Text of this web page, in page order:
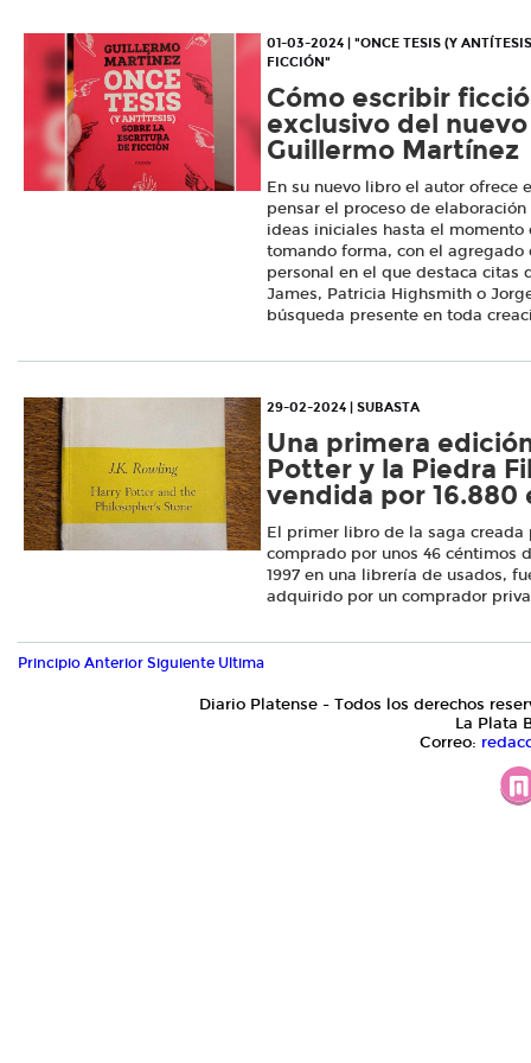
01-03-2024 | "ONCE TESIS (Y
FICCIÓN"
Cómo escribir
exclusivo del
Guillermo Martínez
En su nuevo libro el autor ofrece
pensar el proceso de
ideas iniciales hasta el momento
tomando forma, con el agregado
personal en el que destaca citas
James, Patricia Highsmith o
búsqueda presente en toda
29-02-2024 | SUBASTA
Una primera
Potter y la Piedra
vendida por 16.880
El primer libro de la saga
comprado por unos 46 céntimos
1997 en una librería de usados,
adquirido por un comprador
Principio Anterior Siguiente Ultima
Diario Platense - Todos los derechos
La Plata
Correo: